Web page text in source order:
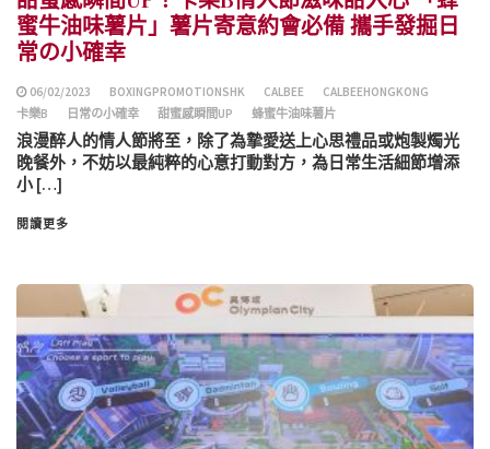
蜜牛油味薯片」薯片寄意約會必備 攜手發掘日
常の小確幸
06/02/2023 BOXINGPROMOTIONSHK CALBEE
CALBEEHONGKONG
卡樂B
日常の小確幸 甜蜜感瞬間UP 蜂蜜牛油味薯片
浪漫醉人的情人節將至，除了為摯愛送上心思禮品或炮製燭光
晚餐外，不妨以最純粹的心意打動對方，為日常生活細節增添
小 […]
閱讀更多